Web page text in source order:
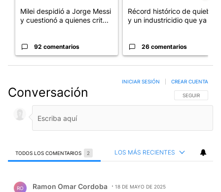
Milei despidió a Jorge Messi
y cuestionó a quienes crit...
92 comentarios
Récord histórico de quiebras
y un industricidio que ya ...
26 comentarios
Conversación SIGA ESTA
SEGUIR
INICIAR SESIÓN CREAR CUENTA
TODOS LOS COMENTARIOS 2 LOS MÁS RECIENTES
RO Ramon Omar Cordoba 18 DE MAYO DE 2025